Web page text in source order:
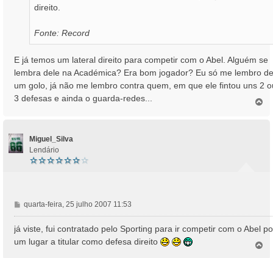
direito.
Fonte: Record
E já temos um lateral direito para competir com o Abel. Alguém se
lembra dele na Académica? Era bom jogador? Eu só me lembro de
um golo, já não me lembro contra quem, em que ele fintou uns 2
3 defesas e ainda o guarda-redes...
Miguel_Silva
Lendário
M
e
a
quarta-feira, 25 julho 2007 11:53
já viste, fui contratado pelo Sporting para ir competir com o Abel
um lugar a titular como defesa direito